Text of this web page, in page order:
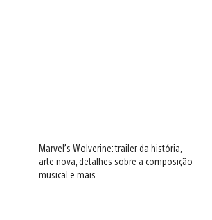
Marvel’s Wolverine: trailer da história,
arte nova, detalhes sobre a composição
musical e mais